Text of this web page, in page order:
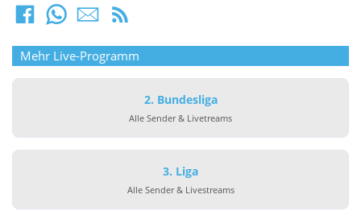
Mehr Live-Programm
2. Bundesliga
Alle Sender & Livetreams
3. Liga
Alle Sender & Livestreams